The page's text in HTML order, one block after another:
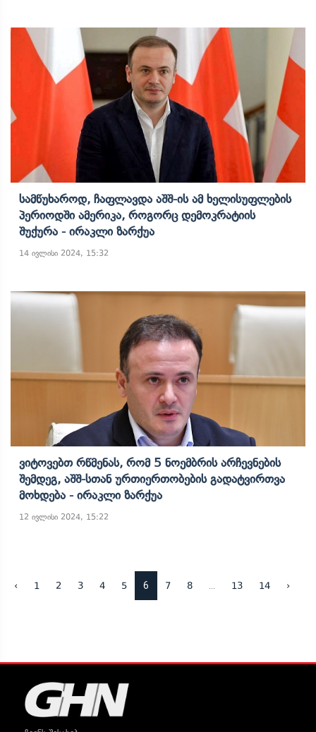
Სამწუხაროდ, Ჩაფლავდა Აშშ-Ის Ამ Ხელისუფლების
Პერიოდში Ამერიკა, Როგორც Დემოკრატიის
Შუქურა - Ირაკლი Ზარქუა
14 ივლისი 2024, 15:32
Ვიტოვებთ Რწმენას, Რომ 5 Ნოემბრის Არჩევნების
Შემდეგ, Აშშ-Სთან Ურთიერთობების Გადატვირთვა
Მოხდება - Ირაკლი Ზარქუა
12 ივლისი 2024, 15:22
‹ 1 2 3 4 5 6 7 8 13 14 ›